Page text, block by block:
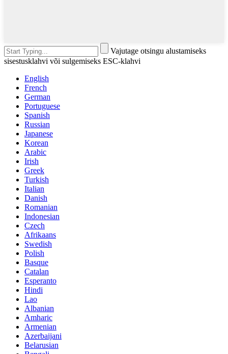
Vajutage otsingu alustamiseks
sisestusklahvi või sulgemiseks ESC-klahvi
English
French
German
Portuguese
Spanish
Russian
Japanese
Korean
Arabic
Irish
Greek
Turkish
Italian
Danish
Romanian
Indonesian
Czech
Afrikaans
Swedish
Polish
Basque
Catalan
Esperanto
Hindi
Lao
Albanian
Amharic
Armenian
Azerbaijani
Belarusian